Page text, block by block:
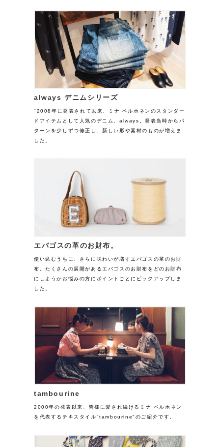
always デニムシリーズ
"2008年に発表されて以来、ミナ ペルホネンのスタンダー
ドアイテムとして人気のデニム、always。発表当時からパ
ターンを少しずつ修正し、新しい形や素材のものが増えま
した。
エバゴスの革のお財布。
使い込むうちに、さらに味わいが増すエバゴスの革のお財
布。たくさんの展開があるエバゴスのお財布をどのお財布
にしようかお悩みの方にポイントごとにピックアップしま
した。
tambourine
2000年の発表以来、皆様に愛され続けるミナ ペルホネン
を代表するテキスタイル"tambourine"のご紹介です。